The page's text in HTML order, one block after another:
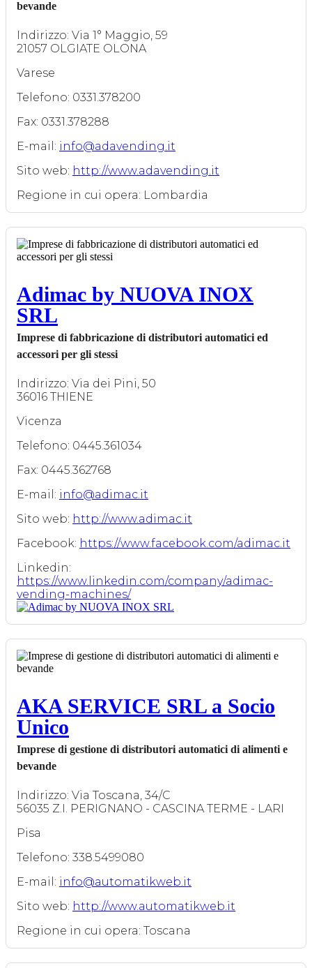
bevande
Indirizzo: Via 1° Maggio, 59
21057 OLGIATE OLONA
Varese
Telefono: 0331.378200
Fax: 0331.378288
E-mail: info@adavending.it
Sito web: http://www.adavending.it
Regione in cui opera: Lombardia
Adimac by NUOVA INOX
SRL
Imprese di fabbricazione di distributori automatici ed
accessori per gli stessi
Indirizzo: Via dei Pini, 50
36016 THIENE
Vicenza
Telefono: 0445.361034
Fax: 0445.362768
E-mail: info@adimac.it
Sito web: http://www.adimac.it
Facebook: https://www.facebook.com/adimac.it
Linkedin:
https://www.linkedin.com/company/adimac-
vending-machines/
AKA SERVICE SRL a Socio
Unico
Imprese di gestione di distributori automatici di alimenti e
bevande
Indirizzo: Via Toscana, 34/C
56035 Z.I. PERIGNANO - CASCINA TERME - LARI
Pisa
Telefono: 338.5499080
E-mail: info@automatikweb.it
Sito web: http://www.automatikweb.it
Regione in cui opera: Toscana